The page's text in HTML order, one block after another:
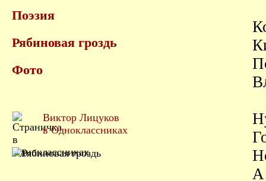
Поэзия
Рябиновая гроздь
Фото
Виктор Лицуков
в Одноклассниках
А